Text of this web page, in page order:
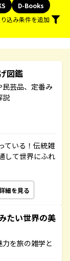
D-Books
込み条件を追加
図鑑
民芸品、定番み
説
ている！伝統雑
して世界にふれ
細を見る
たい世界の美
を旅の雑学と